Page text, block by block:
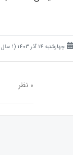
چهارشنبه 14 آذر 1403 (1 سال قبل )
0 نظر